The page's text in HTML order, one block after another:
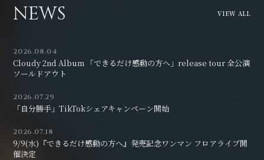
NEWS VIEW ALL
2026.08.04
Cloudy 2nd Album 「できるだけ感動の方へ」release tour 全公演
ソールドアウト
2026.07.29
「自分勝手」TikTokシェアキャンペーン開始
2026.07.18
9/9(水)『できるだけ感動の方へ』発売記念ワンマン フロアライブ開
催決定